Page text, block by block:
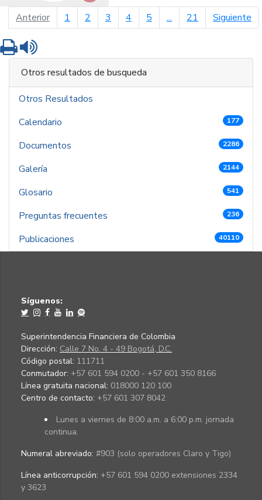
Anteriorpágina anterior
1 2 3 4 5 ... 21 Siguiente
Imprimir
Otros resultados de busqueda
Otros Resultados
Calendario
177
Documentos 2286
Galería 2144
Glosario 541
Preguntas frecuentes 236
Publicaciones 40110
Síguenos:
Superintendencia Financiera de Colombia
Dirección: Calle 7 No. 4 - 49 Bogotá, D.C.
Código postal: 111711
Conmutador: +57 601 594 0200 - +57 601 350 8166
Línea gratuita nacional: 018000 120 100
Centro de contacto: +57 601 307 8042
Lunes a viernes de 8:00 a.m. a 6:00 p.m. jornada
continua.
Numeral abreviado: #903 (solo operadores Claro y Tigo)
Línea anticorrupción: +57 601 594 0200 extensiones 2334
y 3623